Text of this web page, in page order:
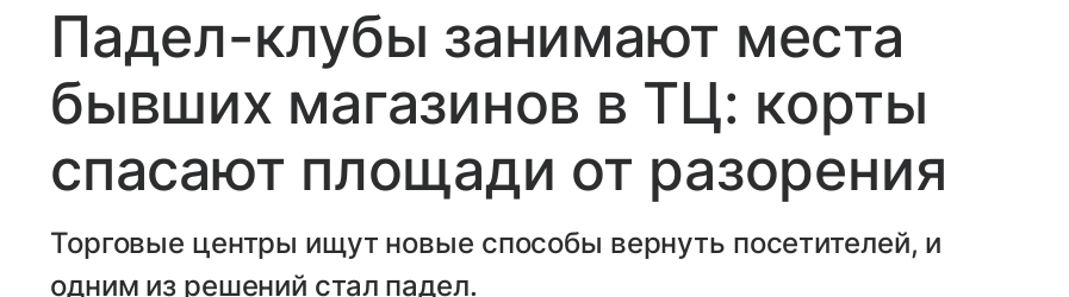
Падел-клубы занимают места
бывших магазинов в ТЦ: корты
спасают площади от разорения
Торговые центры ищут новые способы вернуть посетителей, и
одним из решений стал падел.